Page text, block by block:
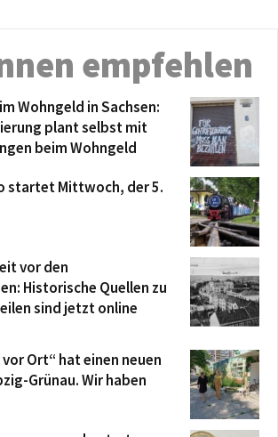
empfehlen
Wohngeld in Sachsen:
plant selbst mit
beim Wohngeld
startet Mittwoch, der 5.
vor den
Historische Quellen zu
sind jetzt online
Ort“ hat einen neuen
Grünau. Wir haben